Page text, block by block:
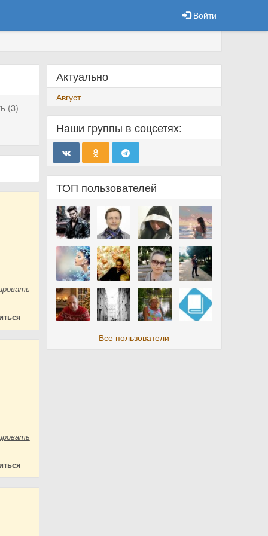
Войти
(3)
Актуально
Август
Наши группы в соцсетях:
ТОП пользователей
Все пользователи